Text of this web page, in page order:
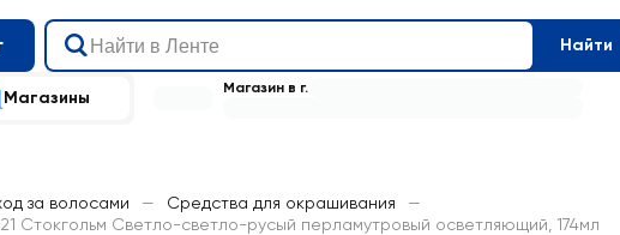
Найти
Магазины Магазин в г.
за волосами — Средства для окрашивания
—
Стокгольм Светло-светло-русый перламутровый осветляющий, 174мл